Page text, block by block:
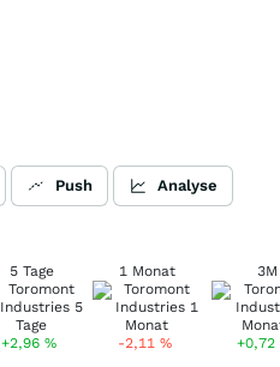
Push Analyse
5 Tage
+2,96%
1 Monat
-2,11 %
3M
+0,72